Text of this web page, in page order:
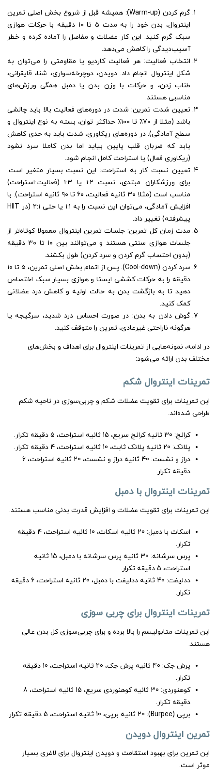
گرم کردن (Warm-up): همیشه قبل از شروع بخش اصلی تمرین
اینتروال، بدن خود را به مدت ۵ تا ۱۰ دقیقه با حرکات هوازی
سبک گرم کنید. این کار عضلات و مفاصل را آماده کرده و خطر
آسیب‌دیدگی را کاهش می‌دهد.
انتخاب فعالیت: هر فعالیت کاردیو یا مقاومتی را می‌توان به
شکل اینتروال انجام داد. دویدن، دوچرخه‌سواری، شنا، قایقرانی،
طناب زدن، و حرکات با وزن بدن یا دمبل همگی ورزش‌های
مناسبی هستند.
تعیین شدت تمرین: شدت در دوره‌های فعالیت بالا باید چالشی
باشد (مثلا از ۷۰٪ تا ۱۰۰٪ حداکثر توان، بسته به نوع اینتروال و
سطح آمادگی). در دوره‌های ریکاوری، شدت باید به حدی کاهش
یابد که ضربان قلب پایین بیاید اما بدن کاملا سرد نشود
(ریکاوری فعال) یا استراحت کامل انجام شود.
تعیین نسبت کار به استراحت: این نسبت بسیار متغیر است.
برای ورزشکاران مبتدی، نسبت ۱:۲ یا ۱:۳ (فعالیت:استراحت)
مناسب است (مثلا ۳۰ ثانیه فعالیت، ۶۰ تا ۹۰ ثانیه استراحت). با
افزایش آمادگی، می‌توان این نسبت را به ۱:۱ یا حتی ۲:۱ (در HIIT
پیشرفته) تغییر داد.
مدت زمان کل تمرین: جلسات تمرین اینتروال معمولا کوتاه‌تر از
جلسات هوازی سنتی هستند و می‌توانند بین ۱۰ تا ۳۰ دقیقه
(بدون احتساب گرم کردن و سرد کردن) طول بکشند.
سرد کردن (Cool-down): پس از اتمام بخش اصلی تمرین، ۵ تا ۱۰
دقیقه را به حرکات کششی ایستا و هوازی بسیار سبک اختصاص
دهید تا به بازگشت بدن به حالت اولیه و کاهش درد عضلانی
کمک کنید.
گوش دادن به بدن: در صورت احساس درد شدید، سرگیجه یا
هرگونه ناراحتی غیرعادی، تمرین را متوقف کنید.
در ادامه، نمونه‌هایی از تمرینات اینتروال برای اهداف و بخش‌های
مختلف بدن ارائه می‌شود:
تمرینات اینتروال شکم
این تمرینات برای تقویت عضلات شکم و چربی‌سوزی در ناحیه شکم
طراحی شده‌اند.
کرانچ: 30 ثانیه کرانچ سریع، 15 ثانیه استراحت، 5 دقیقه تکرار.
پلانک: 20 ثانیه پلانک ثابت، 10 ثانیه استراحت، 4 دقیقه تکرار.
دراز و نشست: 40 ثانیه دراز و نشست، 20 ثانیه استراحت، 6
دقیقه تکرار.
تمرینات اینتروال با دمبل
این تمرینات برای تقویت عضلات و افزایش قدرت بدنی مناسب هستند.
اسکات با دمبل: 20 ثانیه اسکات، 10 ثانیه استراحت، 4 دقیقه
تکرار.
پرس سرشانه: 30 ثانیه پرس سرشانه با دمبل، 15 ثانیه
استراحت، 5 دقیقه تکرار.
ددلیفت: 40 ثانیه ددلیفت با دمبل، 20 ثانیه استراحت، 6 دقیقه
تکرار.
تمرینات اینتروال برای چربی سوزی
این تمرینات متابولیسم را بالا برده و برای چربی‌سوزی کل بدن عالی
هستند.
پرش جک: 40 ثانیه پرش جک، 20 ثانیه استراحت، 10 دقیقه
تکرار.
کوهنوردی: 30 ثانیه کوهنوردی سریع، 15 ثانیه استراحت، 8
دقیقه تکرار.
برپی (Burpee): 20 ثانیه برپی، 10 ثانیه استراحت، 5 دقیقه تکرار.
تمرین اینتروال دویدن
این تمرین برای بهبود استقامت و دویدن اینتروال برای لاغری بسیار
موثر است.